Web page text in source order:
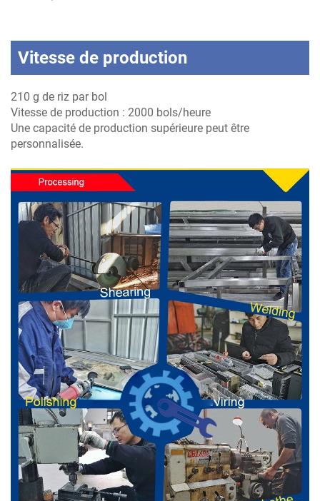
Vitesse de production
210 g de riz par bol
Vitesse de production : 2000 bols/heure
Une capacité de production supérieure peut être
personnalisée.